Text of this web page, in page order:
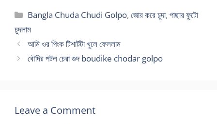
Categories
Bangla Chuda Chudi Golpo,জোর করে চুদা,পাছার ফুটো
চুদলাম
আমি ওর পিংক টিশার্টটা খুলে ফেললাম
বৌদির পটল চেরা গুদ boudike chodar golpo
Leave a Comment